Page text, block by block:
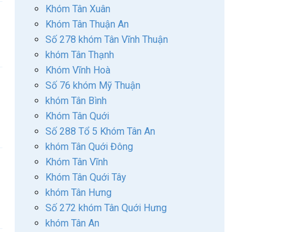
Khóm Tân Xuân
Khóm Tân Thuận An
Số 278 khóm Tân Vĩnh Thuận
khóm Tân Thạnh
Khóm Vĩnh Hoà
Số 76 khóm Mỹ Thuận
khóm Tân Bình
Khóm Tân Quới
Số 288 Tổ 5 Khóm Tân An
khóm Tân Quới Đông
Khóm Tân Vĩnh
Khóm Tân Quới Tây
khóm Tân Hưng
Số 272 khóm Tân Quới Hưng
khóm Tân An